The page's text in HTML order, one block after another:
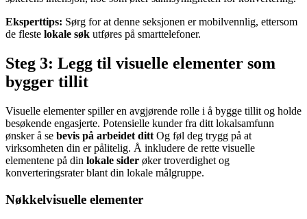
Eksperttips: Sørg for at denne seksjonen er mobilvennlig, ettersom
de fleste lokale søk utføres på smarttelefoner.
Steg 3: Legg til visuelle elementer som
bygger tillit
Visuelle elementer spiller en avgjørende rolle i å bygge tillit og holde
besøkende engasjerte. Potensielle kunder fra ditt lokalsamfunn
ønsker å se bevis på arbeidet ditt Og føl deg trygg på at
virksomheten din er pålitelig. Å inkludere de rette visuelle
elementene på din lokale sider øker troverdighet og
konverteringsrater blant din lokale målgruppe.
Nøkkelvisuelle elementer